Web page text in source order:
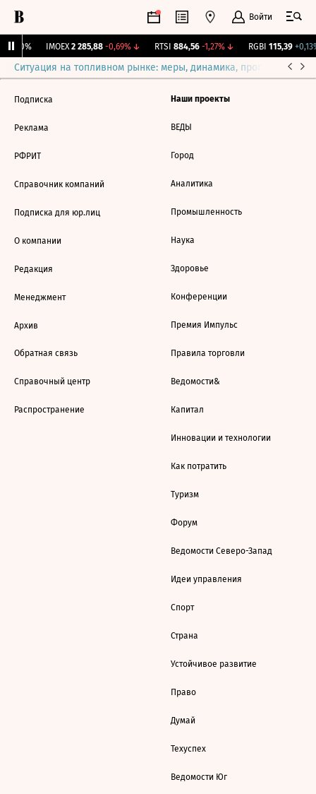
Войти
0% IMOEX 2 285,88 -0,69%↓ RTSI 884,56 -1,27%↓ RGBI 115,39 +0,13%
Ситуация на топливном рынке: меры, динамика, прогнозы
Подписка
Реклама
РФРИТ
Справочник компаний
Подписка для юр.лиц
О компании
Редакция
Менеджмент
Архив
Обратная связь
Справочный центр
Распространение
Наши проекты
ВЕДЫ
Город
Аналитика
Промышленность
Наука
Здоровье
Конференции
Премия Импульс
Правила торговли
Ведомости&
Капитал
Инновации и технологии
Как потратить
Туризм
Форум
Ведомости Северо-Запад
Идеи управления
Спорт
Страна
Устойчивое развитие
Право
Думай
Техуспех
Ведомости Юг